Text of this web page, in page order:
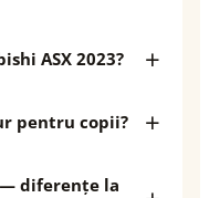
ASX 2023?
pentru copii?
— diferențe la